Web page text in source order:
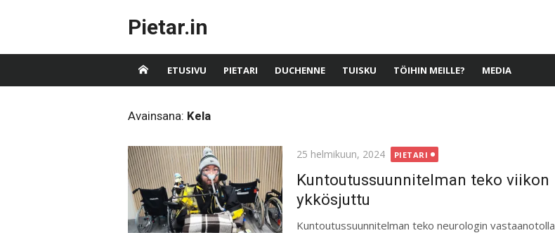
Pietar.in
ETUSIVU PIETARI DUCHENNE TUISKU TÖIHIN MEILLE? MEDIA
Avainsana: Kela
Posted
25 helmikuun, 2024 PIETARI
Kuntoutussuunnitelman teko viikon
ykkösjuttu
Kuntoutussuunnitelman teko neurologin vastaanotolla